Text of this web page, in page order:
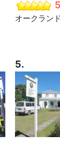
オークランド
5.